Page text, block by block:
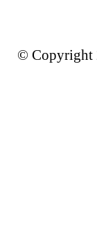
© Copyright